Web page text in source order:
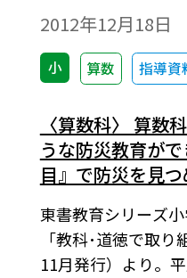
2012年12月18日
小 算数 指導資
〈算数科〉 算数
うな防災教育が
目』で防災を見
東書教育シリーズ
「教科･道徳で取
11月発行）より。